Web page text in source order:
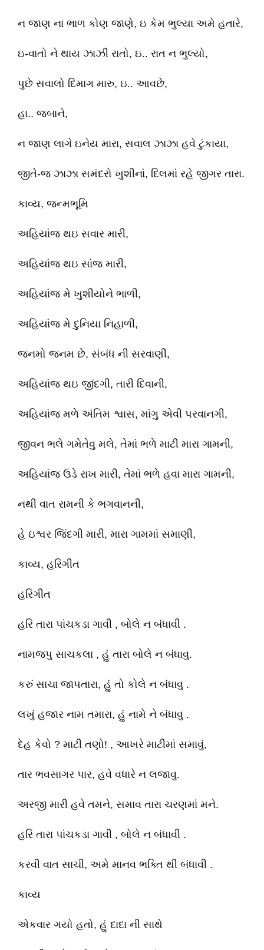
ન જાણ ના ભાળ કોણ જાણે, ઇ કેમ ભુલ્યા અમે હતારે,
ઇ-વાતો ને થાય ઝાઝી રાતો, ઇ.. રાત ન ભુલ્યો,
પુછે સવાલો દિમાગ મારુ, ઇ.. આવછે,
હા.. જબાને,
ન જાણ લાગે ઇનેય મારા, સવાલ ઝાઝા હવે ટુંકાયા,
જીતે-જ ઝાઝા સમંદરો ખુશીનાં, દિલમાં રહે જીગર તારા.
કાવ્ય, જન્મભૂમિ
અહિયાંજ થઇ સવાર મારી,
અહિયાંજ થઇ સાંજ મારી,
અહિયાંજ મે ખુશીયોને ભાળી,
અહિયાંજ મે દુનિયા નિહાળી,
જનમો જનમ છે, સંબંધ ની સરવાણી,
અહિયાંજ થઇ જીંદગી, તારી દિવાની,
અહિયાંજ મળે અંતિમ શ્વાસ, માંગુ એવી પરવાનગી,
જીવન ભલે ગમેતેવુ મલે, તેમાં ભળે માટી મારા ગામની,
અહિયાંજ ઉડે રાખ મારી, તેમાં ભળે હવા મારા ગામની,
નથી વાત રામની કે ભગવાનની,
હે ઇશ્વર જિંદગી મારી, મારા ગામમાં સમાણી,
કાવ્ય, હરિગીત
હરિગીત
હરિ તારા પાંચકડા ગાવી , બોલે ન બંધાવી .
નામજપુ સાચકલા , હું તારા બોલે ન બંધાવુ.
કરું સાચા જાપતારા, હું તો કોલે ન બંધાવુ .
લખું હજાર નામ તમારા, હું નામે ને બંધાવુ .
દેહ કેવો ? માટી તણો! , આખરે માટીમાં સમાવું,
તાર ભવસાગર પાર, હવે વધારે ન લજાવુ.
અરજી મારી હવે તમને, સમાવ તારા ચરણમાં મને.
હરિ તારા પાંચકડા ગાવી , બોલે ન બંધાવી .
કરવી વાત સાચી, અમે માનવ ભક્તિ થી બંધાવી .
કાવ્ય
એકવાર ગયો હતો, હું દાદા ની સાથે